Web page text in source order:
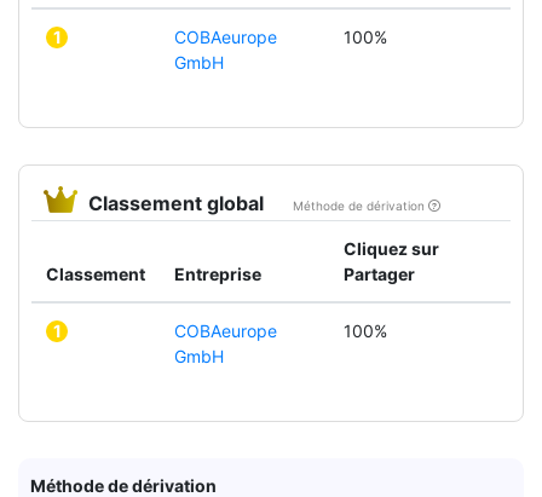
1
COBAeurope
GmbH
100%
Classement global Méthode de dérivation
Classement Entreprise
Cliquez sur
Partager
1
COBAeurope
GmbH
100%
Méthode de dérivation